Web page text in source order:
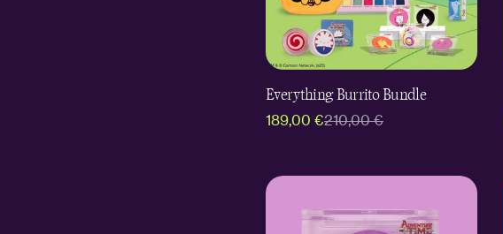
Everything Burrito Bundle
Verkaufspreis
189,00 €
Regulärer210,00 €